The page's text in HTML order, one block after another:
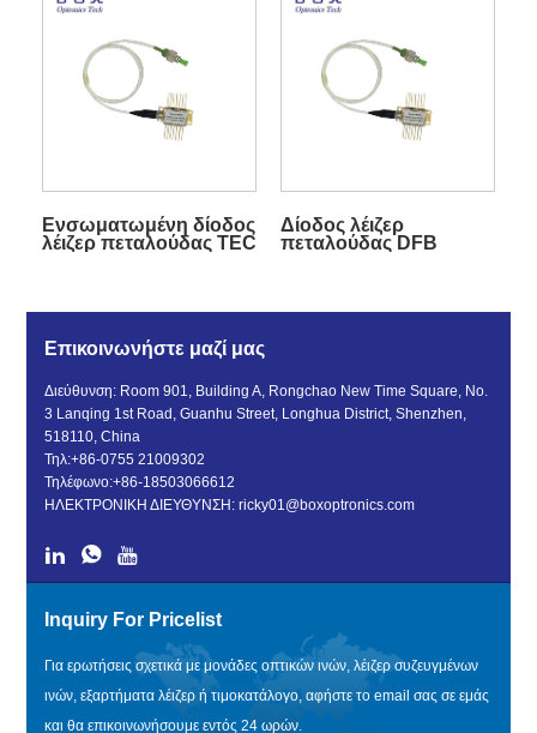
Ενσωματωμένη δίοδος
λέιζερ πεταλούδας TEC
Δίοδος λέιζερ
πεταλούδας DFB
Επικοινωνήστε μαζί μας
Διεύθυνση: Room 901, Building A, Rongchao New Time Square, No.
3 Lanqing 1st Road, Guanhu Street, Longhua District, Shenzhen,
518110, China
Τηλ:+86-0755 21009302
Τηλέφωνο:+86-18503066612
ΗΛΕΚΤΡΟΝΙΚΗ ΔΙΕΥΘΥΝΣΗ:ricky01@boxoptronics.com
Inquiry For Pricelist
Για ερωτήσεις σχετικά με μονάδες οπτικών ινών, λέιζερ συζευγμένων
ινών, εξαρτήματα λέιζερ ή τιμοκατάλογο, αφήστε το email σας σε εμάς
και θα επικοινωνήσουμε εντός 24 ωρών.